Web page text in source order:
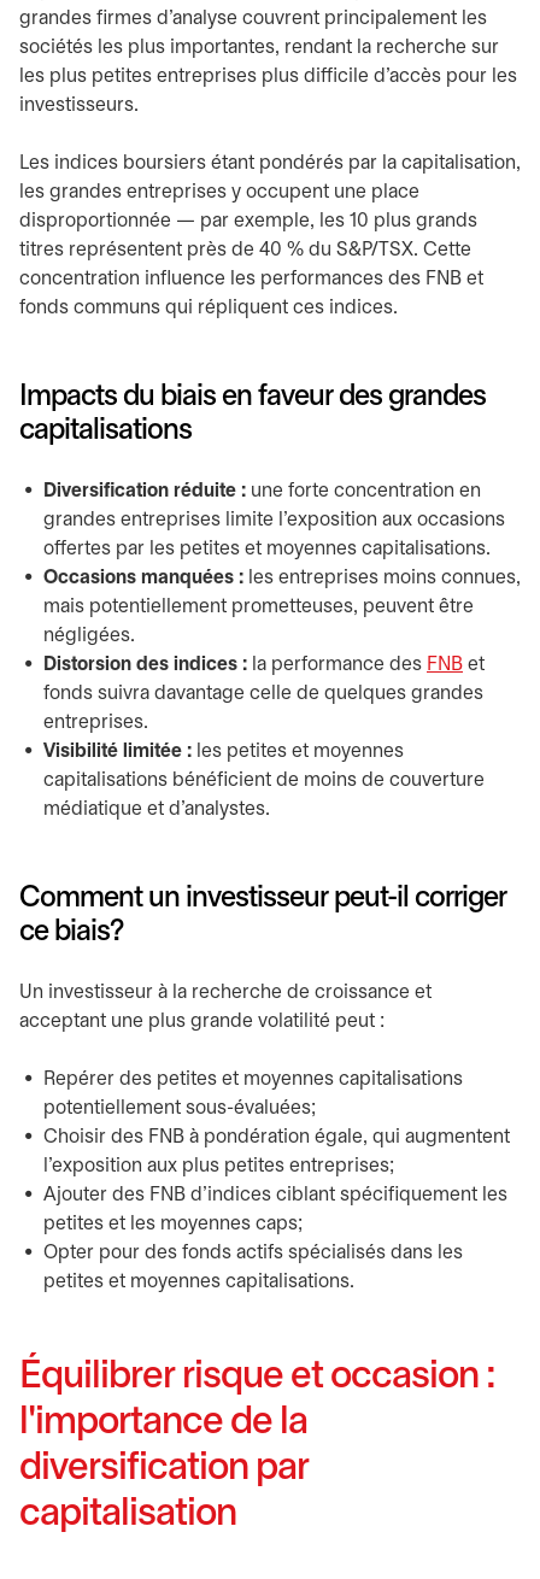
grandes firmes d'analyse couvrent principalement les
sociétés les plus importantes, rendant la recherche sur
les plus petites entreprises plus difficile d'accès pour les
investisseurs.
Les indices boursiers étant pondérés par la capitalisation,
les grandes entreprises y occupent une place
disproportionnée — par exemple, les 10 plus grands
titres représentent près de 40 % du S&P/TSX. Cette
concentration influence les performances des FNB et
fonds communs qui répliquent ces indices.
Impacts du biais en faveur des grandes
capitalisations
Diversification réduite : une forte concentration en
grandes entreprises limite l'exposition aux occasions
offertes par les petites et moyennes capitalisations.
Occasions manquées : les entreprises moins connues,
mais potentiellement prometteuses, peuvent être
négligées.
Distorsion des indices : la performance des FNB et
fonds suivra davantage celle de quelques grandes
entreprises.
Visibilité limitée : les petites et moyennes
capitalisations bénéficient de moins de couverture
médiatique et d'analystes.
Comment un investisseur peut-il corriger
ce biais?
Un investisseur à la recherche de croissance et
acceptant une plus grande volatilité peut :
Repérer des petites et moyennes capitalisations
potentiellement sous-évaluées;
Choisir des FNB à pondération égale, qui augmentent
l'exposition aux plus petites entreprises;
Ajouter des FNB d'indices ciblant spécifiquement les
petites et les moyennes caps;
Opter pour des fonds actifs spécialisés dans les
petites et moyennes capitalisations.
Équilibrer risque et occasion :
l'importance de la
diversification par
capitalisation